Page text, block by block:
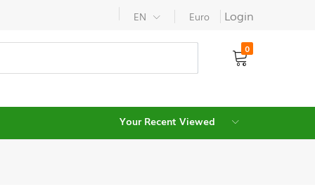
EN Euro Login
0
Your Recent Viewed